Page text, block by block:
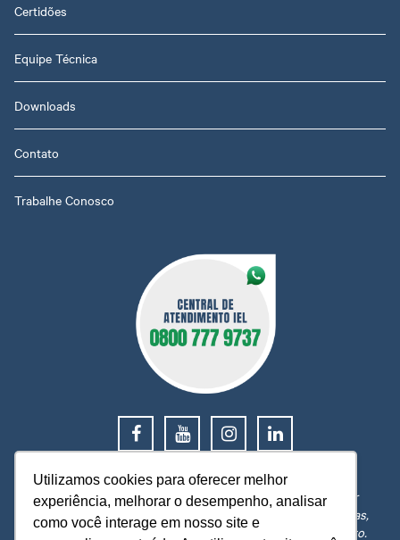
Utilizamos cookies para oferecer melhor
experiência, melhorar o desempenho, analisar
como você interage em nosso site e
Certidões
Equipe Técnica
Downloads
Contato
Trabalhe Conosco
0800 777 9737
O IEL MT está a sua disposição, pronto para esclarecer
dúvidas, receber reclamações, sugestões e firmar parcerias,
visando sempre oferecer melhores serviços e atendimento.